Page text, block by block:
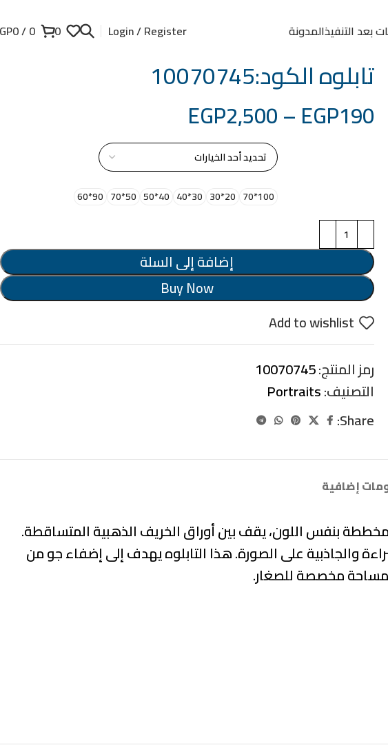
بعد التنفيذالمدونة Login / Register
0
0
/
0
تابلوه الكود:10070745
EGP190
–
EGP2,500
100*70
20*30
30*40
40*50
50*70
90*60
إضافة إلى السلة
Buy Now
Add to wishlist
رمز المنتج:10070745
التصنيف:Portraits
Share:
إضافية
بنفس اللون، يقف بين أوراق الخريف الذهبية المتساقطة.
والجاذبية على الصورة. هذا التابلوه يهدف إلى إضفاء جو من
مساحة مخصصة للصغار.